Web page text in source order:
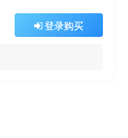
登录购买